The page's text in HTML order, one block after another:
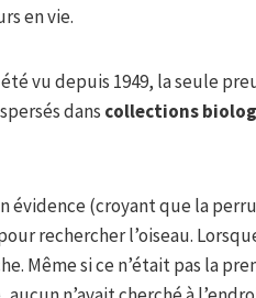
en vie.
vu depuis 1949, la seule
dans collections
évidence (croyant que la
rechercher l’oiseau.
Même si ce n’était pas la